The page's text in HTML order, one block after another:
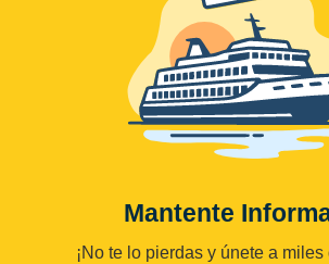
Mantente
¡No te lo pierdas y únete a